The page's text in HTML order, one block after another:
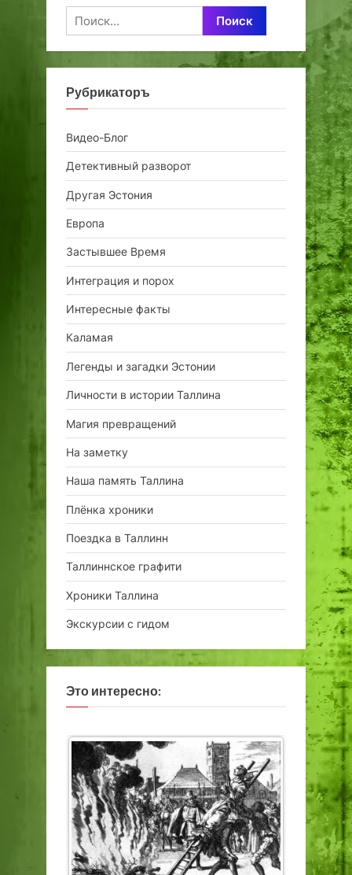
Найти:
Рубрикаторъ
Видео-Блог
Детективный разворот
Другая Эстония
Европа
Застывшее Время
Интеграция и порох
Интересные факты
Каламая
Легенды и загадки Эстонии
Личности в истории Таллина
Магия превращений
На заметку
Наша память Таллина
Плёнка хроники
Поездка в Таллинн
Таллиннское графити
Хроники Таллина
Экскурсии с гидом
Это интересно: